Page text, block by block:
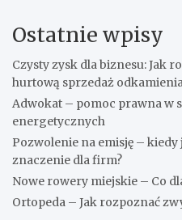
Ostatnie wpisy
Czysty zysk dla biznesu: Jak
hurtową sprzedaż
Adwokat – pomoc prawna w
energetycznych
Pozwolenie na emisję –
znaczenie dla firm?
Nowe rowery miejskie – Co
Ortopeda – Jak rozpoznać